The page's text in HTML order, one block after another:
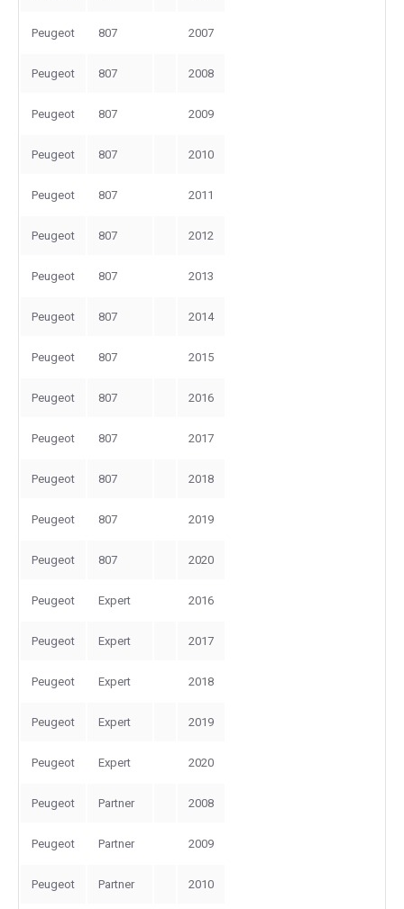
Peugeot 807 2007
Peugeot 807 2008
Peugeot 807 2009
Peugeot 807 2010
Peugeot 807 2011
Peugeot 807 2012
Peugeot 807 2013
Peugeot 807 2014
Peugeot 807 2015
Peugeot 807 2016
Peugeot 807 2017
Peugeot 807 2018
Peugeot 807 2019
Peugeot 807 2020
Peugeot Expert 2016
Peugeot Expert 2017
Peugeot Expert 2018
Peugeot Expert 2019
Peugeot Expert 2020
Peugeot Partner 2008
Peugeot Partner 2009
Peugeot Partner 2010